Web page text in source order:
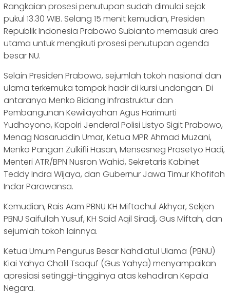
‎Rangkaian prosesi penutupan sudah dimulai sejak
pukul 13.30 WIB. Selang 15 menit kemudian, Presiden
Republik Indonesia Prabowo Subianto memasuki area
utama untuk mengikuti prosesi penutupan agenda
besar NU.
‎Selain Presiden Prabowo, sejumlah tokoh nasional dan
ulama terkemuka tampak hadir di kursi undangan. Di
antaranya Menko Bidang Infrastruktur dan
Pembangunan Kewilayahan Agus Harimurti
Yudhoyono, Kapolri Jenderal Polisi Listyo Sigit Prabowo,
Menag Nasaruddin Umar, Ketua MPR Ahmad Muzani,
Menko Pangan Zulkifli Hasan, Mensesneg Prasetyo Hadi,
Menteri ATR/BPN Nusron Wahid, Sekretaris Kabinet
Teddy Indra Wijaya, dan Gubernur Jawa Timur Khofifah
Indar Parawansa.
‎Kemudian, Rais Aam PBNU KH Miftachul Akhyar, Sekjen
PBNU Saifullah Yusuf, KH Said Aqil Siradj, Gus Miftah, dan
sejumlah tokoh lainnya.
‎Ketua Umum Pengurus Besar Nahdlatul Ulama (PBNU)
Kiai Yahya Cholil Tsaquf (Gus Yahya) menyampaikan
apresiasi setinggi-tingginya atas kehadiran Kepala
Negara.